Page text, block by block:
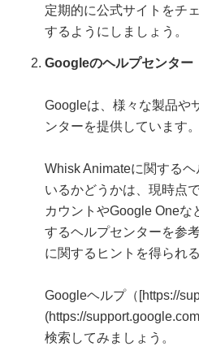
定期的に公式サイトをチ
するようにしましょう。
Googleのヘルプセンター
Googleは、様々な製品や
ンターを提供しています。
Whisk Animateに関する
いるかどうかは、現時点
カウントやGoogle Oneな
するヘルプセンターを参
に関するヒントを得られ
Googleヘルプ（[https://
(https://
検索してみましょう。